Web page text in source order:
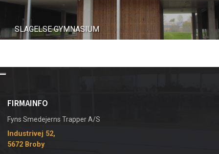
SLAGELSE GYMNASIUM
FIRMAINFO
Fyns Smedejerns Trapper A/S
Industrivej 52,
5672 Broby